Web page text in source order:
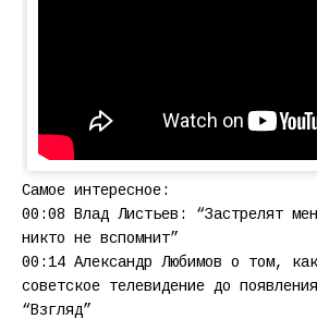
Самое интересное:
00:08 Влад Листьев: “Застрелят
никто не вспомнит”
00:14 Александр Любимов о том,
советское телевидение до
“Взгляд”